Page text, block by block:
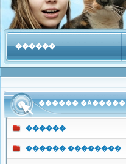
������
������ �A�����
������
������ ��������